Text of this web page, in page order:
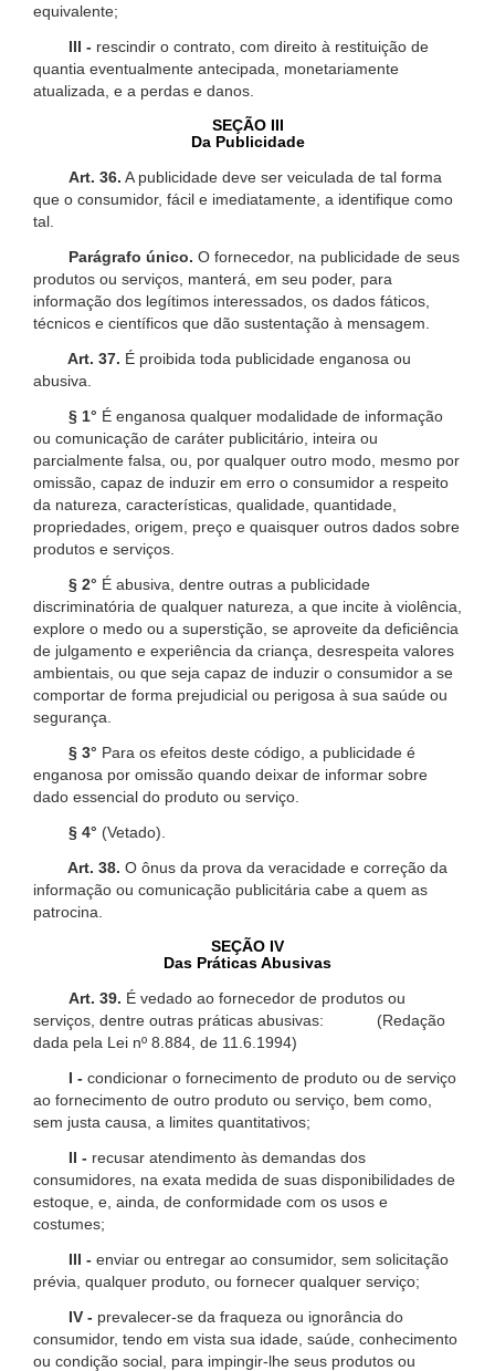
equivalente;
III - rescindir o contrato, com direito à restituição de
quantia eventualmente antecipada, monetariamente
atualizada, e a perdas e danos.
SEÇÃO III
Da Publicidade
Art. 36. A publicidade deve ser veiculada de tal forma
que o consumidor, fácil e imediatamente, a identifique como
tal.
Parágrafo único. O fornecedor, na publicidade de seus
produtos ou serviços, manterá, em seu poder, para
informação dos legítimos interessados, os dados fáticos,
técnicos e científicos que dão sustentação à mensagem.
Art. 37. É proibida toda publicidade enganosa ou
abusiva.
§ 1° É enganosa qualquer modalidade de informação
ou comunicação de caráter publicitário, inteira ou
parcialmente falsa, ou, por qualquer outro modo, mesmo por
omissão, capaz de induzir em erro o consumidor a respeito
da natureza, características, qualidade, quantidade,
propriedades, origem, preço e quaisquer outros dados sobre
produtos e serviços.
§ 2° É abusiva, dentre outras a publicidade
discriminatória de qualquer natureza, a que incite à violência,
explore o medo ou a superstição, se aproveite da deficiência
de julgamento e experiência da criança, desrespeita valores
ambientais, ou que seja capaz de induzir o consumidor a se
comportar de forma prejudicial ou perigosa à sua saúde ou
segurança.
§ 3° Para os efeitos deste código, a publicidade é
enganosa por omissão quando deixar de informar sobre
dado essencial do produto ou serviço.
§ 4° (Vetado).
Art. 38. O ônus da prova da veracidade e correção da
informação ou comunicação publicitária cabe a quem as
patrocina.
SEÇÃO IV
Das Práticas Abusivas
Art. 39. É vedado ao fornecedor de produtos ou
serviços, dentre outras práticas abusivas: (Redação
dada pela Lei nº 8.884, de 11.6.1994)
I - condicionar o fornecimento de produto ou de serviço
ao fornecimento de outro produto ou serviço, bem como,
sem justa causa, a limites quantitativos;
II - recusar atendimento às demandas dos
consumidores, na exata medida de suas disponibilidades de
estoque, e, ainda, de conformidade com os usos e
costumes;
III - enviar ou entregar ao consumidor, sem solicitação
prévia, qualquer produto, ou fornecer qualquer serviço;
IV - prevalecer-se da fraqueza ou ignorância do
consumidor, tendo em vista sua idade, saúde, conhecimento
ou condição social, para impingir-lhe seus produtos ou